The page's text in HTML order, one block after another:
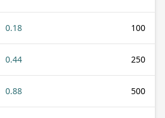
100
0.18
250
0.44
500
0.88